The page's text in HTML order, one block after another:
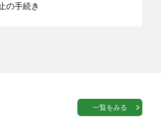
の手続き
一覧をみる